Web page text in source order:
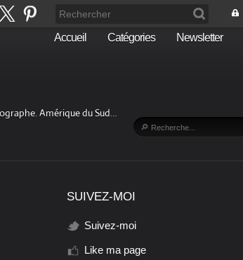
Accueil Catégories Newsletter
Amérique du Sud…
SUIVEZ-MOI
Suivez-moi
Like ma page